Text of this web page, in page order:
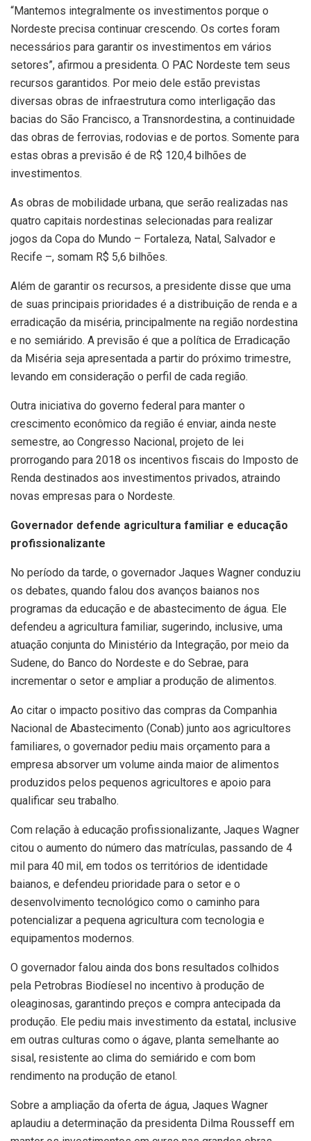
“Mantemos integralmente os investimentos porque o
Nordeste precisa continuar crescendo. Os cortes foram
necessários para garantir os investimentos em vários
setores”, afirmou a presidenta. O PAC Nordeste tem seus
recursos garantidos. Por meio dele estão previstas
diversas obras de infraestrutura como interligação das
bacias do São Francisco, a Transnordestina, a continuidade
das obras de ferrovias, rodovias e de portos. Somente para
estas obras a previsão é de R$ 120,4 bilhões de
investimentos.
As obras de mobilidade urbana, que serão realizadas nas
quatro capitais nordestinas selecionadas para realizar
jogos da Copa do Mundo – Fortaleza, Natal, Salvador e
Recife –, somam R$ 5,6 bilhões.
Além de garantir os recursos, a presidente disse que uma
de suas principais prioridades é a distribuição de renda e a
erradicação da miséria, principalmente na região nordestina
e no semiárido. A previsão é que a política de Erradicação
da Miséria seja apresentada a partir do próximo trimestre,
levando em consideração o perfil de cada região.
Outra iniciativa do governo federal para manter o
crescimento econômico da região é enviar, ainda neste
semestre, ao Congresso Nacional, projeto de lei
prorrogando para 2018 os incentivos fiscais do Imposto de
Renda destinados aos investimentos privados, atraindo
novas empresas para o Nordeste.
Governador defende agricultura familiar e educação
profissionalizante
No período da tarde, o governador Jaques Wagner conduziu
os debates, quando falou dos avanços baianos nos
programas da educação e de abastecimento de água. Ele
defendeu a agricultura familiar, sugerindo, inclusive, uma
atuação conjunta do Ministério da Integração, por meio da
Sudene, do Banco do Nordeste e do Sebrae, para
incrementar o setor e ampliar a produção de alimentos.
Ao citar o impacto positivo das compras da Companhia
Nacional de Abastecimento (Conab) junto aos agricultores
familiares, o governador pediu mais orçamento para a
empresa absorver um volume ainda maior de alimentos
produzidos pelos pequenos agricultores e apoio para
qualificar seu trabalho.
Com relação à educação profissionalizante, Jaques Wagner
citou o aumento do número das matrículas, passando de 4
mil para 40 mil, em todos os territórios de identidade
baianos, e defendeu prioridade para o setor e o
desenvolvimento tecnológico como o caminho para
potencializar a pequena agricultura com tecnologia e
equipamentos modernos.
O governador falou ainda dos bons resultados colhidos
pela Petrobras Biodíesel no incentivo à produção de
oleaginosas, garantindo preços e compra antecipada da
produção. Ele pediu mais investimento da estatal, inclusive
em outras culturas como o ágave, planta semelhante ao
sisal, resistente ao clima do semiárido e com bom
rendimento na produção de etanol.
Sobre a ampliação da oferta de água, Jaques Wagner
aplaudiu a determinação da presidenta Dilma Rousseff em